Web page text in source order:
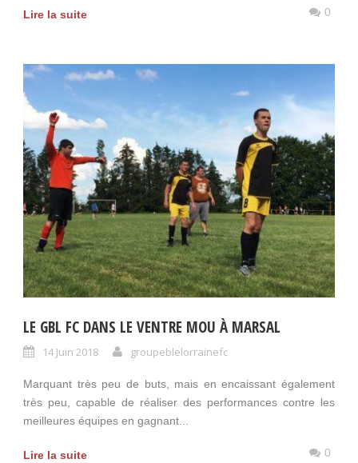
Lire la suite 0
LE GBL FC DANS LE VENTRE MOU À MARSAL
14 Juin 2018 groupeblelorrainefc
Marquant très peu de buts, mais en encaissant également
très peu, capable de réaliser des performances contre les
meilleures équipes en gagnant...
Lire la suite 0